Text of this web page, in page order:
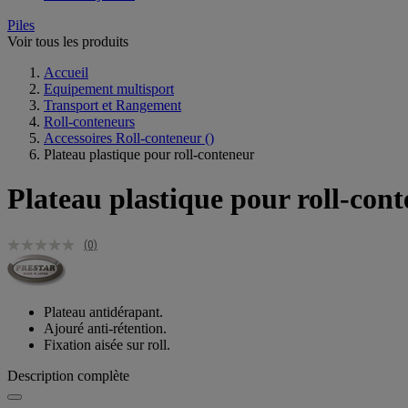
Piles
Voir tous les produits
Accueil
Equipement multisport
Transport et Rangement
Roll-conteneurs
Accessoires Roll-conteneur ()
Plateau plastique pour roll-conteneur
Plateau plastique pour roll-
(0)
Plateau antidérapant.
Ajouré anti-rétention.
Fixation aisée sur roll.
Description complète